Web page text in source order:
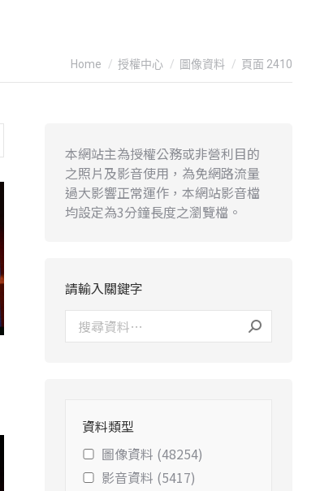
You are here:
Home 授權中心 圖像資料 頁面 2410
本網站主為授權公務或非營利目的
之照片及影音使用，為免網路流量
過大影響正常運作，本網站影音檔
均設定為3分鐘長度之瀏覽檔。
請輸入關鍵字
資料類型
圖像資料 (48254)
影音資料 (5417)